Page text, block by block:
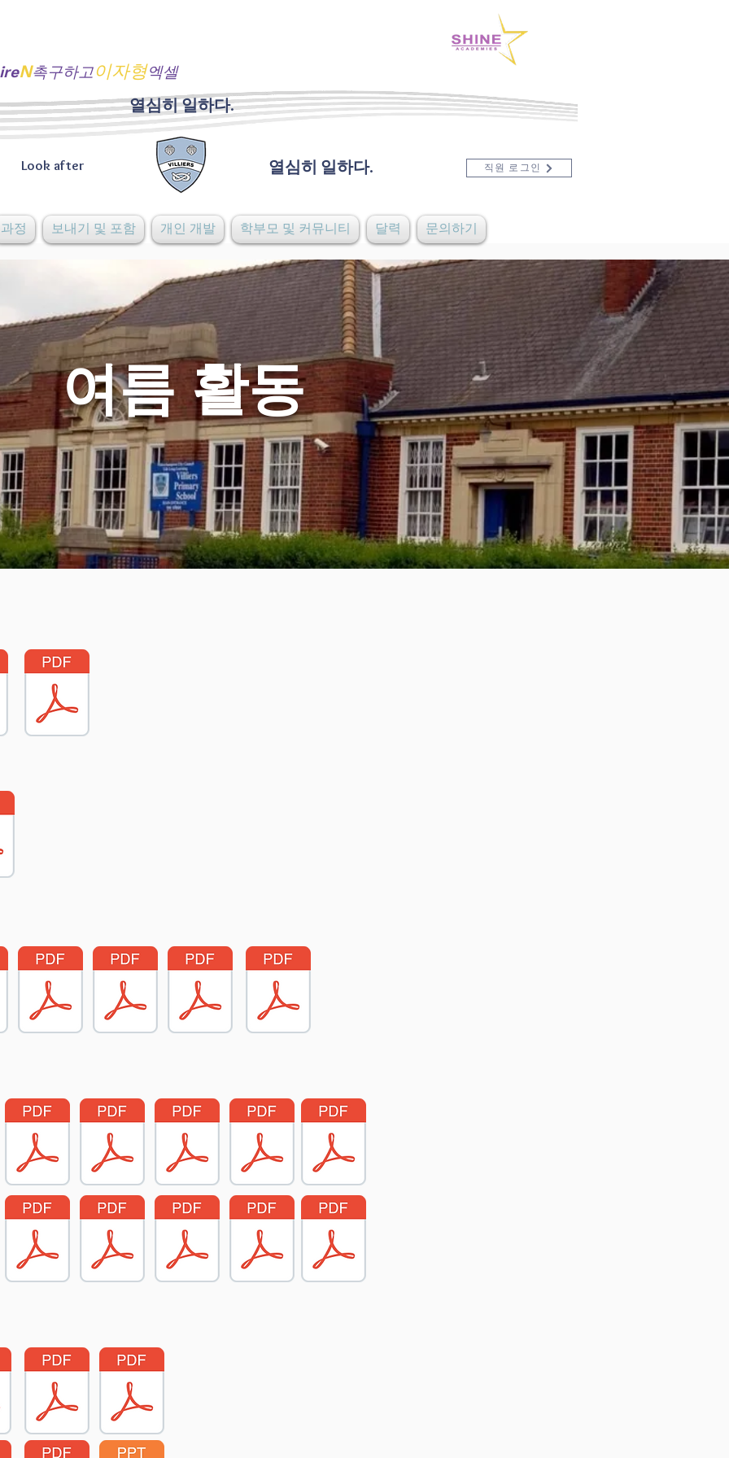
N촉구하고이자형엑셀
열심히 일하다.
Look after 직원 로그인
열심히 일하다.
과정 보내기 및 포함 개인 개발 학부모 및 커뮤니티 달력 문의하기
여름 활동